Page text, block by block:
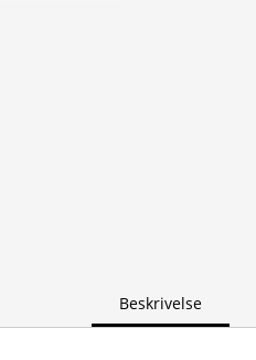
Beskrivelse